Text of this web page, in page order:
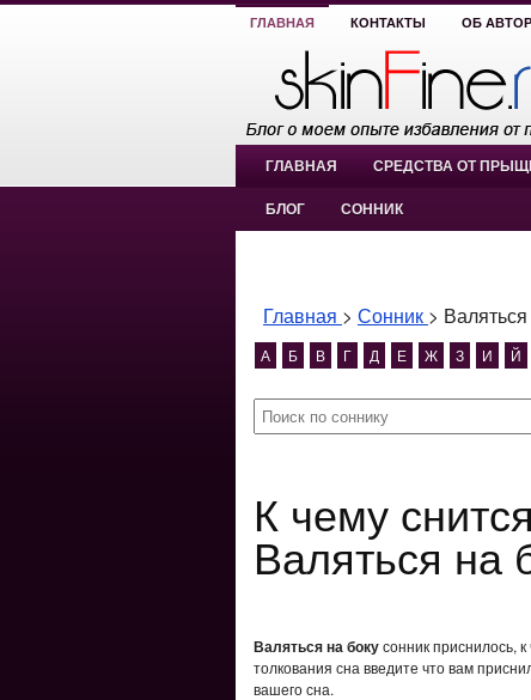
ГЛАВНАЯ КОНТАКТЫ ОБ
ГЛАВНАЯ СРЕДСТВА ОТ
БЛОГ СОННИК
Главная > Сонник >
А Б В Г Д Е Ж З И Й
К чему снится Валяться на боку?
Валяться на
Валяться на бокусонник приснилось,
толкования сна введите что вам
вашего сна.